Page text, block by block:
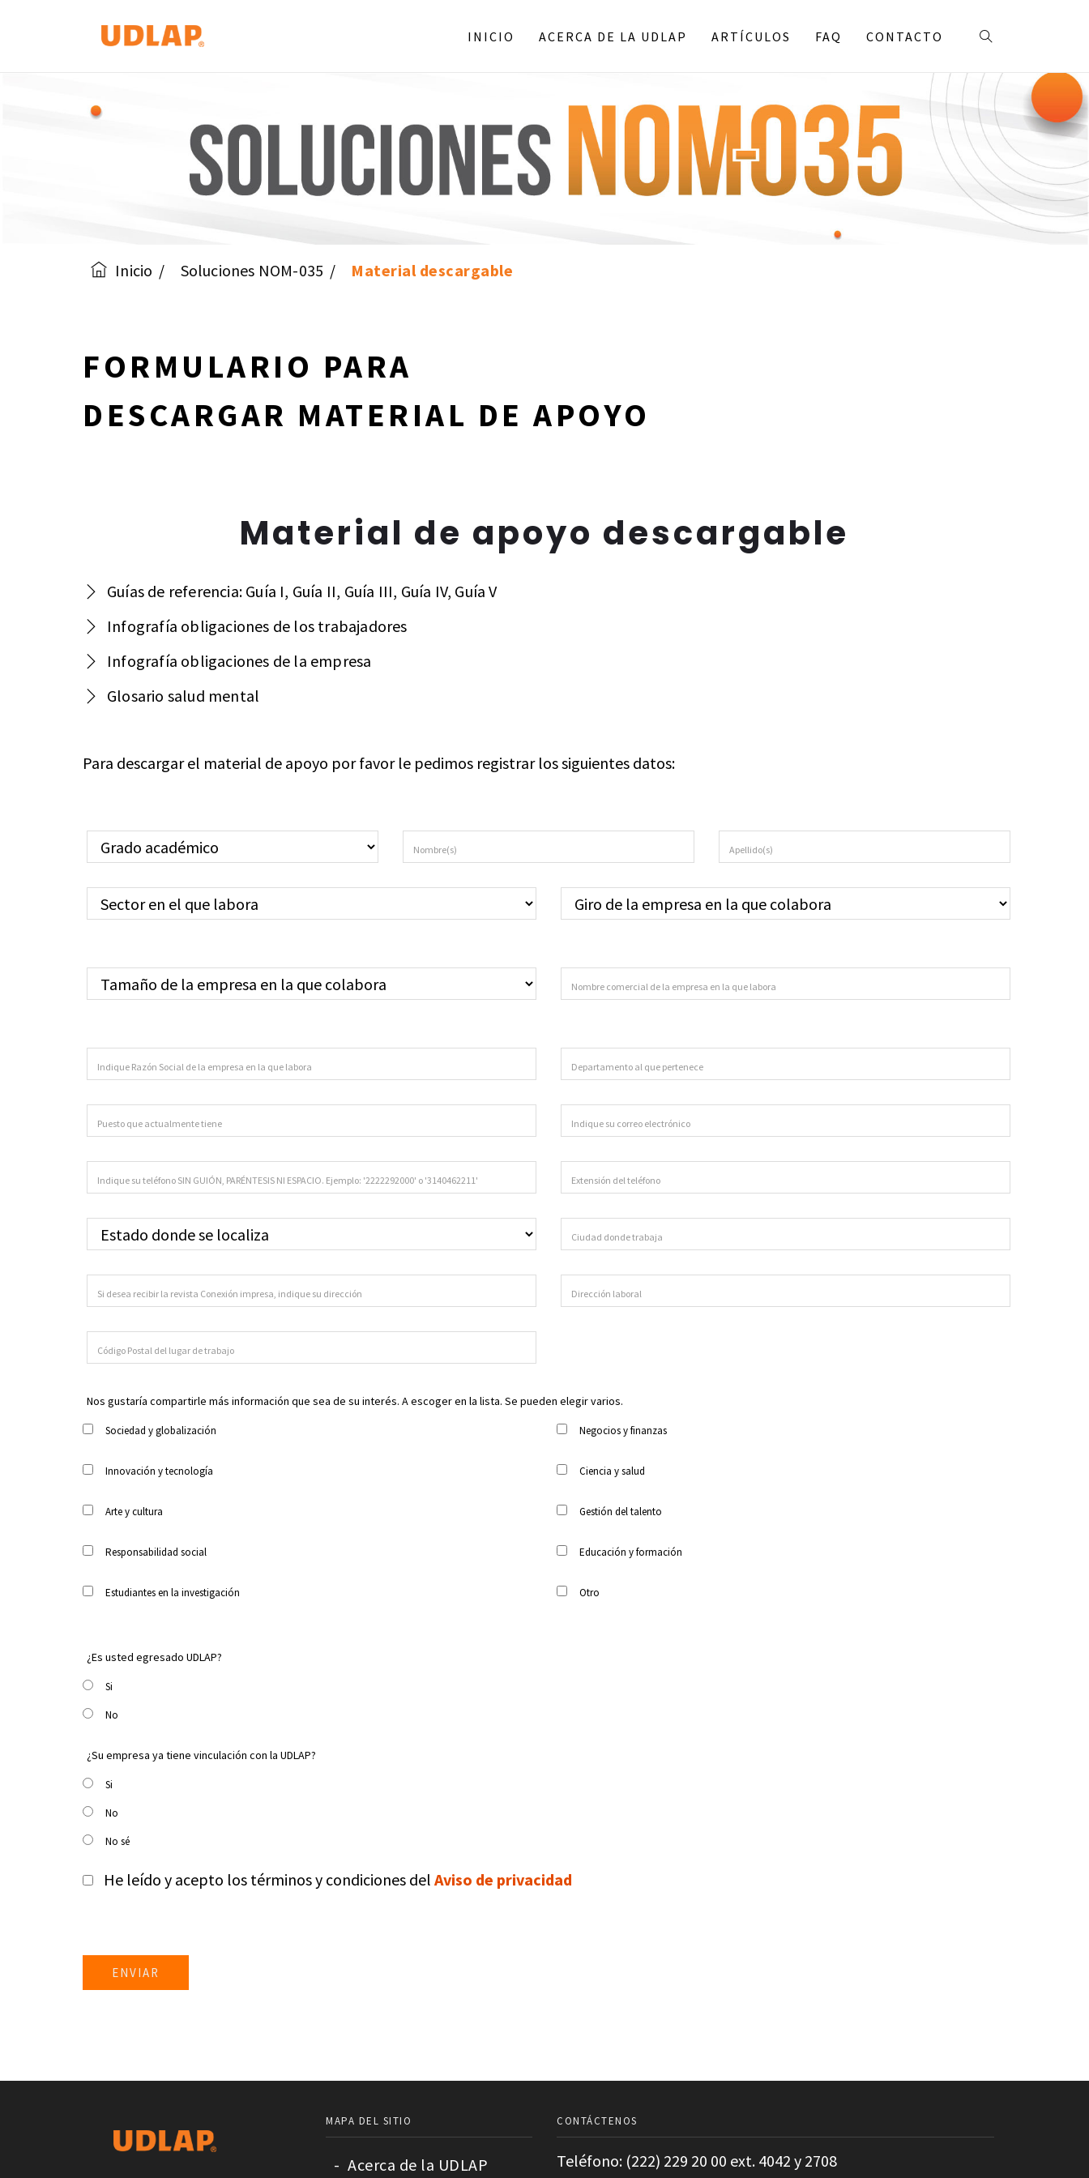
INICIO ACERCA DE LA UDLAP ARTÍCULOS FAQ CONTACTO
Inicio Soluciones NOM-035 Material descargable
FORMULARIO PARA
DESCARGAR MATERIAL DE APOYO
Material de apoyo descargable
Guías de referencia: Guía I, Guía II, Guía III, Guía IV, Guía V
Infografía obligaciones de los trabajadores
Infografía obligaciones de la empresa
Glosario salud mental
Para descargar el material de apoyo por favor le pedimos registrar los siguientes datos:
Nos gustaría compartirle más información que sea de su interés. A escoger en la lista. Se pueden elegir varios.
Sociedad y globalización Negocios y finanzas
Innovación y tecnología Ciencia y salud
Arte y cultura Gestión del talento
Responsabilidad social Educación y formación
Estudiantes en la investigación Otro
¿Es usted egresado UDLAP?
Si
No
¿Su empresa ya tiene vinculación con la UDLAP?
Si
No
No sé
He leído y acepto los términos y condiciones del Aviso de privacidad
MAPA DEL SITIO
- Acerca de la UDLAP
CONTÁCTENOS
Teléfono: (222) 229 20 00 ext. 4042 y 2708